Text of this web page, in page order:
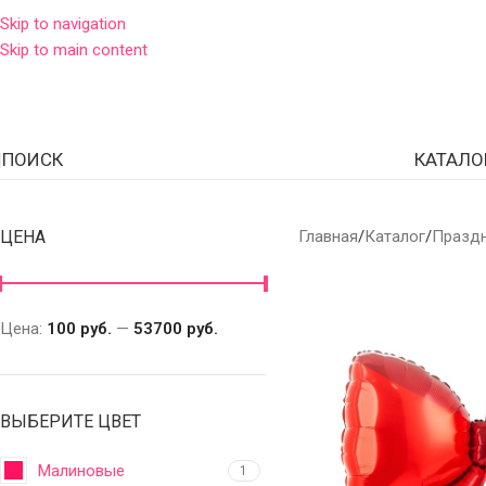
Skip to navigation
Skip to main content
ПОИСК
ЦЕНА
Цена: 100 руб. — 53700 руб.
ВЫБЕРИТЕ ЦВЕТ
Малиновые 1
Главная Каталог